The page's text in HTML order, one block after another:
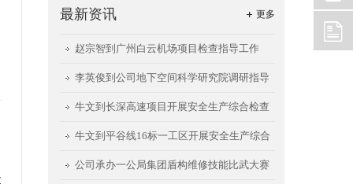
更多
最新资讯
赵宗智到广州白云机场项目检查指导工作
李英俊到公司地下空间科学研究院调研指导
工作
牛文到长深高速项目开展安全生产综合检查
牛文到平谷线16标一工区开展安全生产综合
检查
公司承办一公局集团盾构维修技能比武大赛